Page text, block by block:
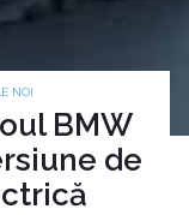
NOI
BMW
de